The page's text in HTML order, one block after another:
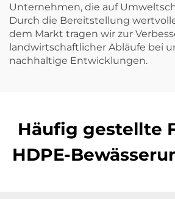
Unternehmen, die auf
Durch die Bereitstellung
dem Markt tragen wir zur
landwirtschaftlicher Abläufe bei
nachhaltige Entwicklungen.
Häufig gestellte
HDPE-